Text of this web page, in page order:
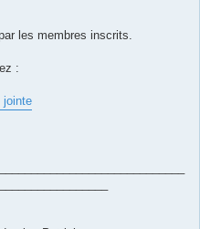
les membres inscrits.
:
jointe